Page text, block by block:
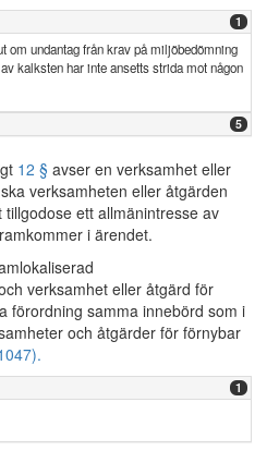
1
om undantag från krav på miljöbedömning
kalksten har inte ansetts strida mot någon
5
12 § avser en verksamhet eller
verksamheten eller åtgärden
ett allmänintresse av
i ärendet.
verksamhet eller åtgärd för
förordning samma innebörd som i
och åtgärder för förnybar
1